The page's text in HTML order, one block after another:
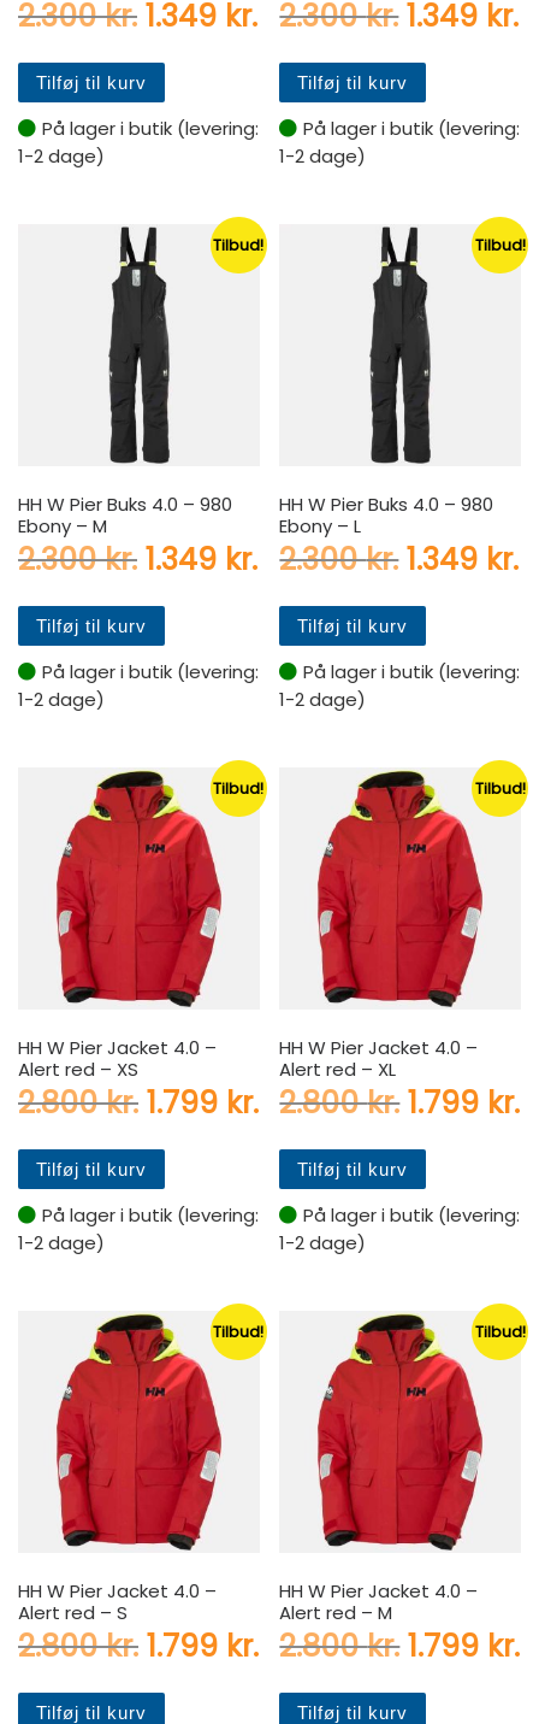
2.300kr. Den oprindelige pris var:
1.349 kr.Den aktuelle pris
Tilføj til kurv
På lager i butik (levering:
1-2 dage)
2.300kr.Den
1.349 kr.
Tilføj til kurv
På lager i butik (levering:
1-2 dage)
Tilbud!
HH W Pier Buks 4.0 – 980
Ebony – M
2.300kr. Den oprindelige pris var:
1.349 kr.Den aktuelle pris
Tilføj til kurv
På lager i butik (levering:
1-2 dage)
Tilbud!
HH W Pier Buks 4.0 – 980
Ebony – L
2.300kr.Den
1.349 kr.
Tilføj til kurv
På lager i butik (levering:
1-2 dage)
Tilbud!
HH W Pier Jacket 4.0 –
Alert red – XS
2.800kr. Den oprindelige pris var:
1.799 kr.Den aktuelle pris
Tilføj til kurv
På lager i butik (levering:
1-2 dage)
Tilbud!
HH W Pier Jacket 4.0 –
Alert red – XL
2.800kr.Den
1.799 kr.
Tilføj til kurv
På lager i butik (levering:
1-2 dage)
Tilbud!
HH W Pier Jacket 4.0 –
Alert red – S
2.800kr. Den oprindelige pris var:
1.799 kr.Den aktuelle pris
Tilføj til kurv
Tilbud!
HH W Pier Jacket 4.0 –
Alert red – M
2.800kr.Den
1.799 kr.
Tilføj til kurv